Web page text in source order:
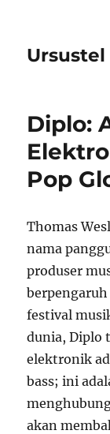
Ursustel
Diplo:
Pop
Thomas
nama
produser
festival
dunia, Diplo
elektronik
bass; ini
akan